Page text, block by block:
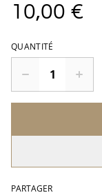
10,00 €
QUANTITÉ
PARTAGER